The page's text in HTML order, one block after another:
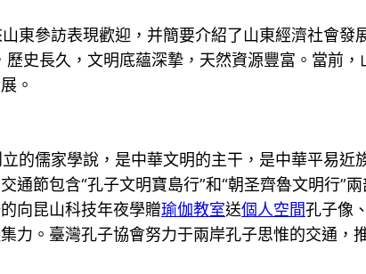
東參訪表現歡迎，并簡要介紹了山東經濟社會發
歷史長久，文明底蘊深摯，天然資源豐富。當前
。
的儒家學說，是中華文明的主干，是中華平易近
通節包含“孔子文明寶島行”和“朝圣齊魯文明行
向昆山科技年夜學贈瑜伽教室送個人空間孔子像
力。臺灣孔子協會努力于兩岸孔子思惟的交通，